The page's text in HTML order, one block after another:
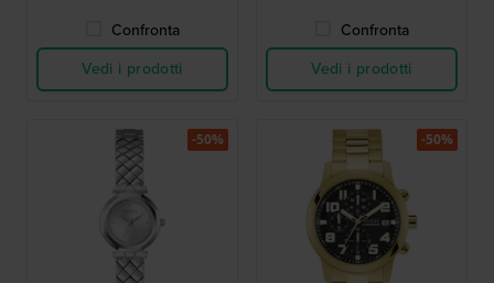
Confronta
Vedi i prodotti
Confronta
Vedi i prodotti
-50% -50%